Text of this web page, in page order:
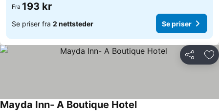
Fra 193 kr
Se priser fra 2 nettsteder Se priser
Del
Mayda Inn- A Boutique Hotel